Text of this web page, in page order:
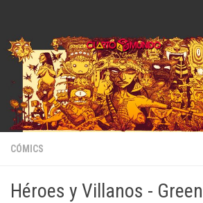
CÓMICS
Héroes y Villanos -